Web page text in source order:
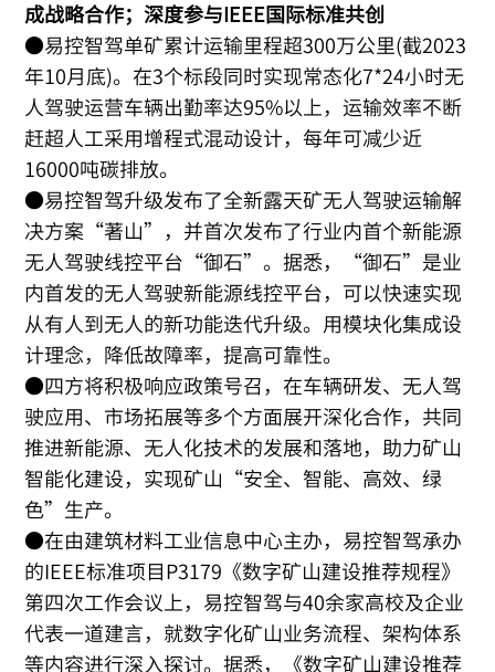
成战略合作；深度参与IEEE国际标准共创
●易控智驾单矿累计运输里程超300万公里(截2023
年10月底)。在3个标段同时实现常态化7*24小时无
人驾驶运营车辆出勤率达95%以上，运输效率不断
赶超人工采用增程式混动设计，每年可减少近
16000吨碳排放。
●易控智驾升级发布了全新露天矿无人驾驶运输解
决方案“著山”，并首次发布了行业内首个新能源
无人驾驶线控平台“御石”。据悉，“御石”是业
内首发的无人驾驶新能源线控平台，可以快速实现
从有人到无人的新功能迭代升级。用模块化集成设
计理念，降低故障率，提高可靠性。
●四方将积极响应政策号召，在车辆研发、无人驾
驶应用、市场拓展等多个方面展开深化合作，共同
推进新能源、无人化技术的发展和落地，助力矿山
智能化建设，实现矿山“安全、智能、高效、绿
色”生产。
●在由建筑材料工业信息中心主办，易控智驾承办
的IEEE标准项目P3179《数字矿山建设推荐规程》
第四次工作会议上，易控智驾与40余家高校及企业
代表一道建言，就数字化矿山业务流程、架构体系
等内容进行深入探讨。据悉，《数字矿山建设推荐